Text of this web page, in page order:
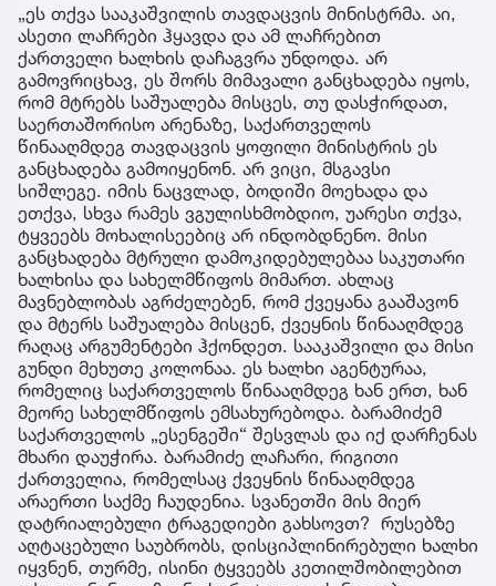
„ეს თქვა სააკაშვილის თავდაცვის მინისტრმა. აი,
ასეთი ლაჩრები ჰყავდა და ამ ლაჩრებით
ქართველი ხალხის დაჩაგვრა უნდოდა. არ
გამოვრიცხავ, ეს შორს მიმავალი განცხადება იყოს,
რომ მტრებს საშუალება მისცეს, თუ დასჭირდათ,
საერთაშორისო არენაზე, საქართველოს
წინააღმდეგ თავდაცვის ყოფილი მინისტრის ეს
განცხადება გამოიყენონ. არ ვიცი, მსგავსი
სიშლეგე. იმის ნაცვლად, ბოდიში მოეხადა და
ეთქვა, სხვა რამეს ვგულისხმობდიო, უარესი თქვა,
ტყვეებს მოხალისეებიც არ ინდობდნენო. მისი
განცხადება მტრული დამოკიდებულებაა საკუთარი
ხალხისა და სახელმწიფოს მიმართ. ახლაც
მავნებლობას აგრძელებენ, რომ ქვეყანა გააშავონ
და მტერს საშუალება მისცენ, ქვეყნის წინააღმდეგ
რაღაც არგუმენტები ჰქონდეთ. სააკაშვილი და მისი
გუნდი მეხუთე კოლონაა. ეს ხალხი აგენტურაა,
რომელიც საქართველოს წინააღმდეგ ხან ერთ, ხან
მეორე სახელმწიფოს ემსახურებოდა. ბარამიძემ
საქართველოს „ესენგეში“ შესვლას და იქ დარჩენას
მხარი დაუჭირა. ბარამიძე ლაჩარი, რიგითი
ქართველია, რომელსაც ქვეყნის წინააღმდეგ
არაერთი საქმე ჩაუდენია. სვანეთში მის მიერ
დატრიალებული ტრაგედიები გახსოვთ? რუსებზე
აღტაცებული საუბრობს, დისციპლინირებული ხალხი
იყვნენ, თურმე, ისინი ტყვეებს კეთილშობილებით